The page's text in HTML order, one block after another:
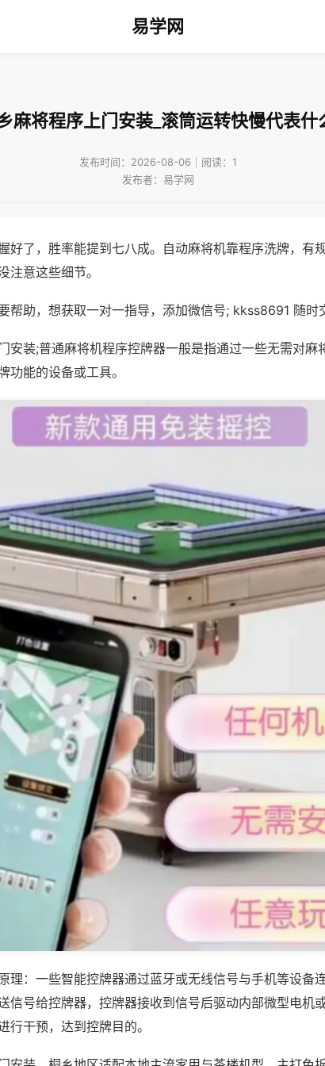
易学网
麻将程序上门安装_滚筒运转快慢代表
发布时间：2026-08-06｜阅读：1
发布者：易学网
好了，胜率能提到七八成。自动麻将机靠程序洗牌，有
注意这些细节。
帮助，想获取一对一指导，添加微信号; kkss8691 随时
安装;普通麻将机程序控牌器一般是指通过一些无需对麻
功能的设备或工具。
理：一些智能控牌器通过蓝牙或无线信号与手机等设备
信号给控牌器，控牌器接收到信号后驱动内部微型电机
行干预，达到控牌目的。